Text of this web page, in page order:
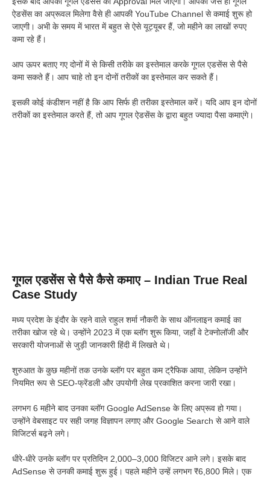
ऐडसेंस का अप्रूवल मिलेगा वैसे ही आपकी YouTube Channel से कमाई शुरू हो
जाएगी। अभी के समय में भारत में बहुत से ऐसे यूट्यूबर हैं, जो महीने का लाखों रुपए
कमा रहे हैं।
आप ऊपर बताए गए दोनों में से किसी तरीके का इस्तेमाल करके गूगल एडसेंस से पैसे
कमा सकते हैं। आप चाहे तो इन दोनों तरीकों का इस्तेमाल कर सकते हैं।
इसकी कोई कंडीशन नहीं है कि आप सिर्फ ही तरीका इस्तेमाल करें। यदि आप इन दोनों
तरीकों का इस्तेमाल करते हैं, तो आप गूगल ऐडसेंस के द्वारा बहुत ज्यादा पैसा कमाएंगे।
गूगल एडसेंस से पैसे कैसे कमाए – Indian True Real
Case Study
मध्य प्रदेश के इंदौर के रहने वाले राहुल शर्मा नौकरी के साथ ऑनलाइन कमाई का
तरीका खोज रहे थे। उन्होंने 2023 में एक ब्लॉग शुरू किया, जहाँ वे टेक्नोलॉजी और
सरकारी योजनाओं से जुड़ी जानकारी हिंदी में लिखते थे।
शुरुआत के कुछ महीनों तक उनके ब्लॉग पर बहुत कम ट्रैफिक आया, लेकिन उन्होंने
नियमित रूप से SEO-फ्रेंडली और उपयोगी लेख प्रकाशित करना जारी रखा।
लगभग 6 महीने बाद उनका ब्लॉग Google AdSense के लिए अप्रूव हो गया।
उन्होंने वेबसाइट पर सही जगह विज्ञापन लगाए और Google Search से आने वाले
विजिटर्स बढ़ने लगे।
धीरे-धीरे उनके ब्लॉग पर प्रतिदिन 2,000–3,000 विजिटर आने लगे। इसके बाद
AdSense से उनकी कमाई शुरू हुई। पहले महीने उन्हें लगभग ₹6,800 मिले। एक